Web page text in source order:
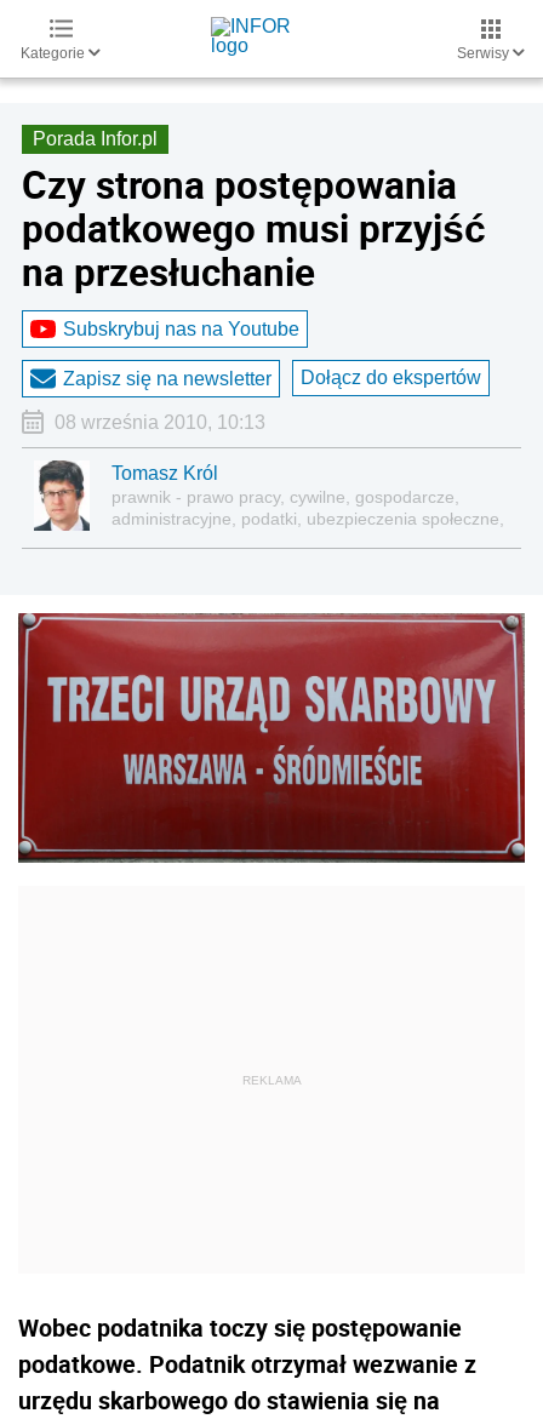
Kategorie Serwisy
Porada Infor.pl
Czy strona postępowania
podatkowego musi przyjść
na przesłuchanie
Subskrybuj nas na Youtube
Zapisz się na newsletter Dołącz do ekspertów
08 września 2010, 10:13
Tomasz Król
prawnik - prawo pracy, cywilne, gospodarcze,
administracyjne, podatki, ubezpieczenia społeczne,
Wobec podatnika toczy się postępowanie
podatkowe. Podatnik otrzymał wezwanie z
urzędu skarbowego do stawienia się na